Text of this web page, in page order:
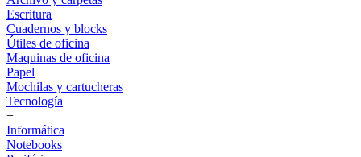
Escritura
Cuadernos y blocks
Útiles de oficina
Maquinas de oficina
Papel
Mochilas y cartucheras
Tecnología
+
Informática
Notebooks